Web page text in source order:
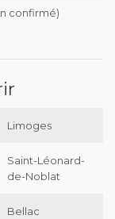
confirmé)
Limoges
Saint-Léonard-
de-Noblat
Bellac